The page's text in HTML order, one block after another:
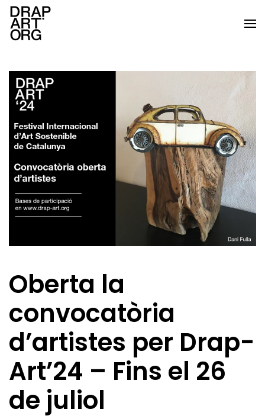
Skip to main content
Oberta la
convocatòria
d’artistes per Drap-
Art’24 – Fins el 26
de juliol